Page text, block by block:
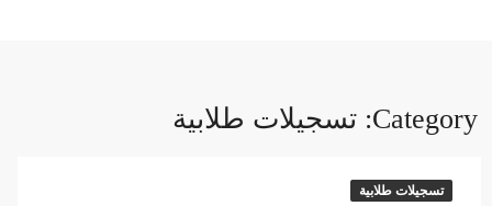
Category: تسجيلات طلابية
تسجيلات طلابية